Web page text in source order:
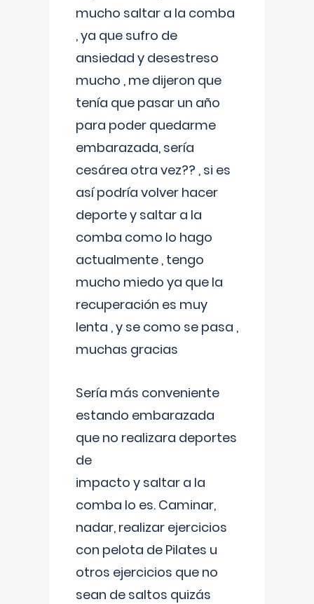
mucho saltar a la comba
, ya que sufro de
ansiedad y desestreso
mucho , me dijeron que
tenía que pasar un año
para poder quedarme
embarazada, sería
cesárea otra vez?? , si es
así podría volver hacer
deporte y saltar a la
comba como lo hago
actualmente , tengo
mucho miedo ya que la
recuperación es muy
lenta , y se como se pasa ,
muchas gracias
Sería más conveniente
estando embarazada
que no realizara deportes
de
impacto y saltar a la
comba lo es. Caminar,
nadar, realizar ejercicios
con pelota de Pilates u
otros ejercicios que no
sean de saltos quizás